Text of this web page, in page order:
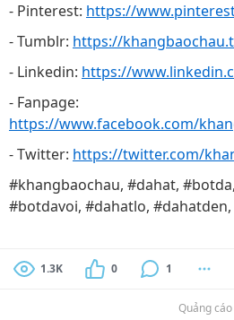
- Pinterest: https://
- Tumblr: https://
- Linkedin: https://
- Fanpage:
https://www.facebook.com/
- Twitter: https://twitter.com/
#khangbaochau, #dahat,
#botdavoi, #dahatlo,
1.3K 0 1
Quảng cáo